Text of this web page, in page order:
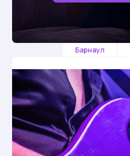
Барнаул